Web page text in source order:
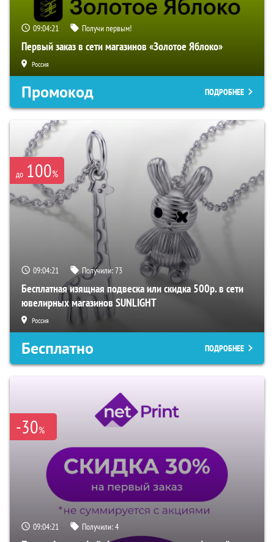
09:04:20 Получи первым!
Первый заказ в сети магазинов «Золотое Яблоко»
Россия
Промокод ПОДРОБНЕЕ
до 100%
09:04:20 Получили:73
Бесплатная изящная подвеска или скидка 500р. в сети
ювелирных магазинов SUNLIGHT
Россия
Бесплатно ПОДРОБНЕЕ
-30%
09:04:20 Получили:4